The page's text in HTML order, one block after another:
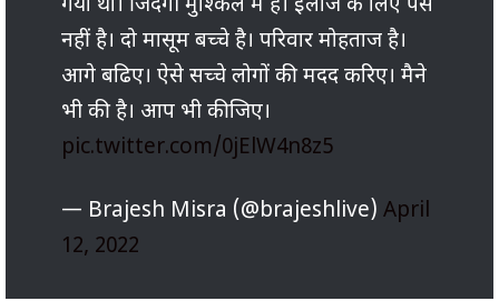
गया था। जिंदगी मुश्किल में है। इलाज के लिए पैसे
नहीं है। दो मासूम बच्चे है। परिवार मोहताज है।
आगे बढिए। ऐसे सच्चे लोगों की मदद करिए। मैने
भी की है। आप भी कीजिए।
pic.twitter.com/0jElW4n8z5
— Brajesh Misra (@brajeshlive) April
12, 2022